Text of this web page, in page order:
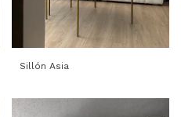
Sillón Asia